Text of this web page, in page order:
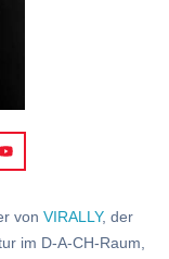
von VIRALLY, der
im D-A-CH-Raum,